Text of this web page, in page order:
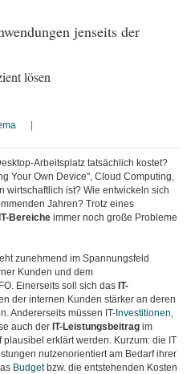
jenseits der
lösen
Arbeitsplatz tatsächlich kostet?
Your Own Device", Cloud Computing,
wirtschaftlich ist? Wie entwickeln sich
Jahren? Trotz eines
IT-Bereiche immer noch große Probleme
zunehmend im Spannungsfeld
Kunden und dem
Einerseits soll sich das IT-
der internen Kunden stärker an deren
Andererseits müssen IT- Investitionen,
auch der IT-Leistungsbeitrag im
erklärt werden. Kurzum: die IT
nutzenorientiert am Bedarf ihrer
Budgetbzw. die entstehenden Kosten